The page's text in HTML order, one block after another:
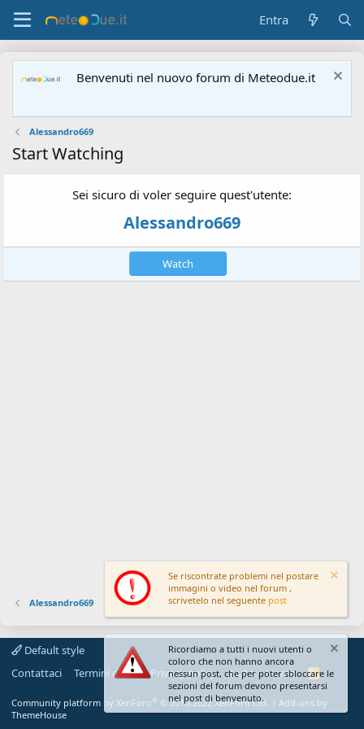
Entra
Benvenuti nel nuovo forum di Meteodue.it
Alessandro669
Start Watching
Sei sicuro di voler seguire quest'utente:
Alessandro669
Watch
Alessandro669
Default style
Contattaci
Termini d'uso Privacy policy Aiuto Home
R
S
Community platform by XenForo® © 2010-2022 XenForo Ltd.
Add-ons by
ThemeHouse
Se riscontrate problemi nel postare
immagini o video nel forum ,
scrivetelo nel seguente post
Ricordiamo a tutti i nuovi utenti o
coloro che non hanno ancora
nessun post, che per poter sbloccare le
sezioni del forum devono presentarsi
nel post di benvenuto.